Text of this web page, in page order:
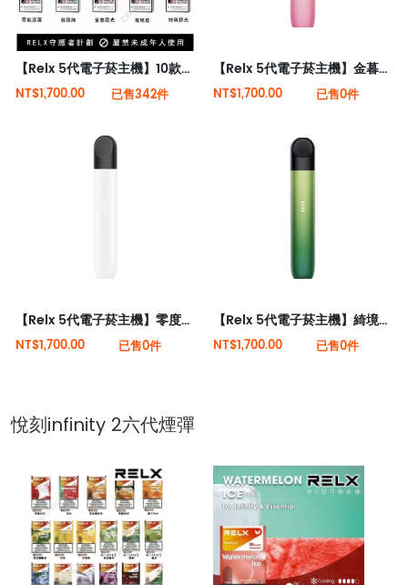
【Relx 5代電子菸主機】10款顏色 大量現貨 悅刻5代幻影霧化器單桿 電量顯示
NT$1,700.00 已售342件
【Relx 5代電子菸主機】金暮霞光 大量現貨 悅刻5代幻影霧化器單桿 電量顯示
NT$1,700.00 已售0件
【Relx 5代電子菸主機】零度逐霜 大量現貨 悅刻5代幻影霧化器單桿 電量顯示
NT$1,700.00 已售0件
【Relx 5代電子菸主機】綺境碧光 大量現貨 悅刻5代幻影霧化器單桿 電量顯示
NT$1,700.00 已售0件
悅刻infinity 2六代煙彈